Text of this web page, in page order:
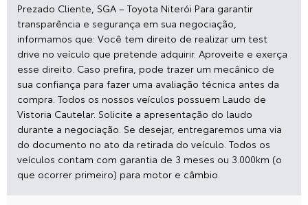
Prezado Cliente, SGA – Toyota Niterói Para garantir
transparência e segurança em sua negociação,
informamos que: Você tem direito de realizar um test
drive no veículo que pretende adquirir. Aproveite e exerça
esse direito. Caso prefira, pode trazer um mecânico de
sua confiança para fazer uma avaliação técnica antes da
compra. Todos os nossos veículos possuem Laudo de
Vistoria Cautelar. Solicite a apresentação do laudo
durante a negociação. Se desejar, entregaremos uma via
do documento no ato da retirada do veículo. Todos os
veículos contam com garantia de 3 meses ou 3.000km (o
que ocorrer primeiro) para motor e câmbio.